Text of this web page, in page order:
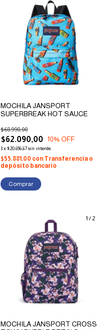
MOCHILA JANSPORT
SUPERBREAK HOT SAUCE
$62.090,00
$68.990,00
10% OFF
3x$20.696,67sin interés
$55.881,00 con Transferencia o
depósito bancario
1 / 2
MOCHILA JANSPORT CROSS